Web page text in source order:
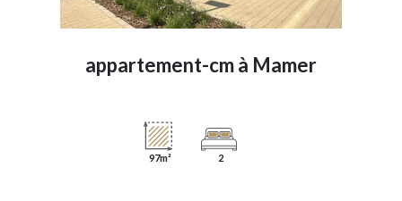
appartement-cm à Mamer
97m² 2